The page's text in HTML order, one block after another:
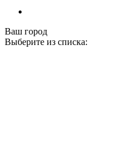
Ваш город
Выберите из списка: